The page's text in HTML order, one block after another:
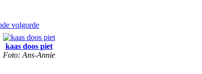
kaas doos piet
Foto: Ans-Annie